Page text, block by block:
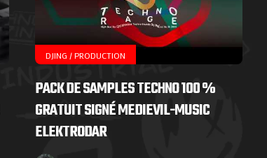
DJING / PRODUCTION
PACK DE SAMPLES TECHNO 100 %
GRATUIT SIGNÉ MEDIEVIL-MUSIC
ELEKTRODAR